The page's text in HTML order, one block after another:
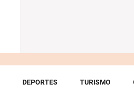
DEPORTES TURISMO